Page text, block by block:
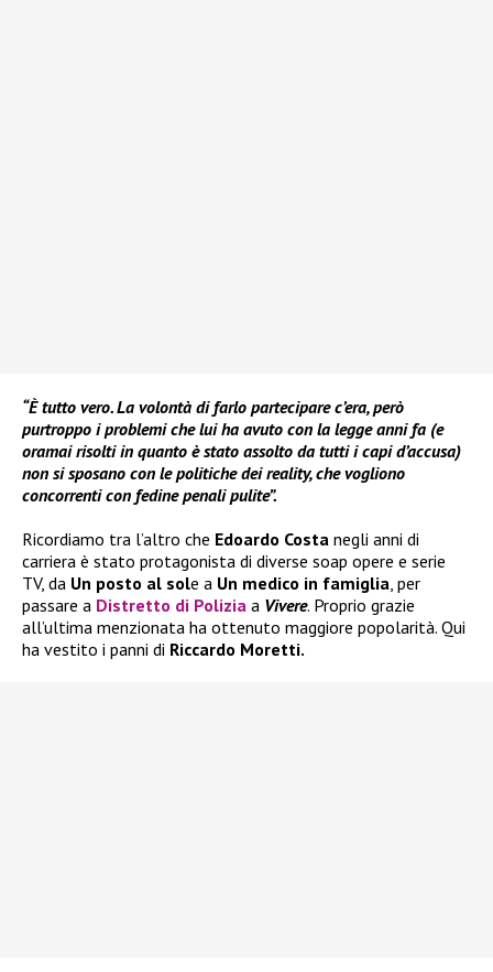
“È tutto vero. La volontà di farlo partecipare c’era, però
purtroppo i problemi che lui ha avuto con la legge anni fa (e
oramai risolti in quanto è stato assolto da tutti i capi d’accusa)
non si sposano con le politiche dei reality, che vogliono
concorrenti con fedine penali pulite”.
Ricordiamo tra l’altro che Edoardo Costa negli anni di
carriera è stato protagonista di diverse soap opere e serie
TV, da Un posto al sole a Un medico in famiglia, per
passare a Distretto di Polizia a Vivere. Proprio grazie
all’ultima menzionata ha ottenuto maggiore popolarità. Qui
ha vestito i panni di Riccardo Moretti.